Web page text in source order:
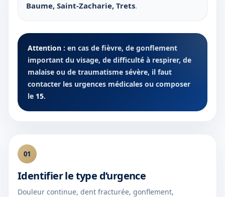
Baume, Saint-Zacharie, Trets.
Attention : en cas de fièvre, de gonflement
important du visage, de difficulté à respirer, de
malaise ou de traumatisme sévère, il faut
contacter les urgences médicales ou composer
le 15.
01
Identifier le type d’urgence
Douleur continue, dent fracturée, gonflement,